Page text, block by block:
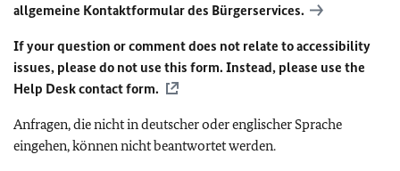
allgemeine Kontaktformular des Bürgerservices.
If your question or comment does not relate to accessibility
issues, please do not use this form. Instead, please use the
Help Desk contact form.
Anfragen, die nicht in deutscher oder englischer Sprache
eingehen, können nicht beantwortet werden.